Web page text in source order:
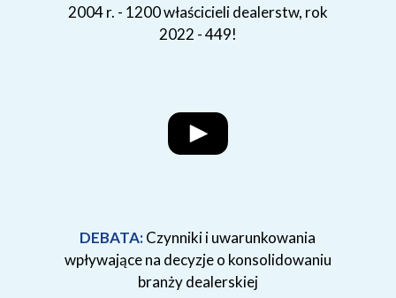
2004 r. - 1200 właścicieli dealerstw, rok
2022 - 449!
DEBATA:Czynniki i uwarunkowania
wpływające na decyzje o konsolidowaniu
branży dealerskiej